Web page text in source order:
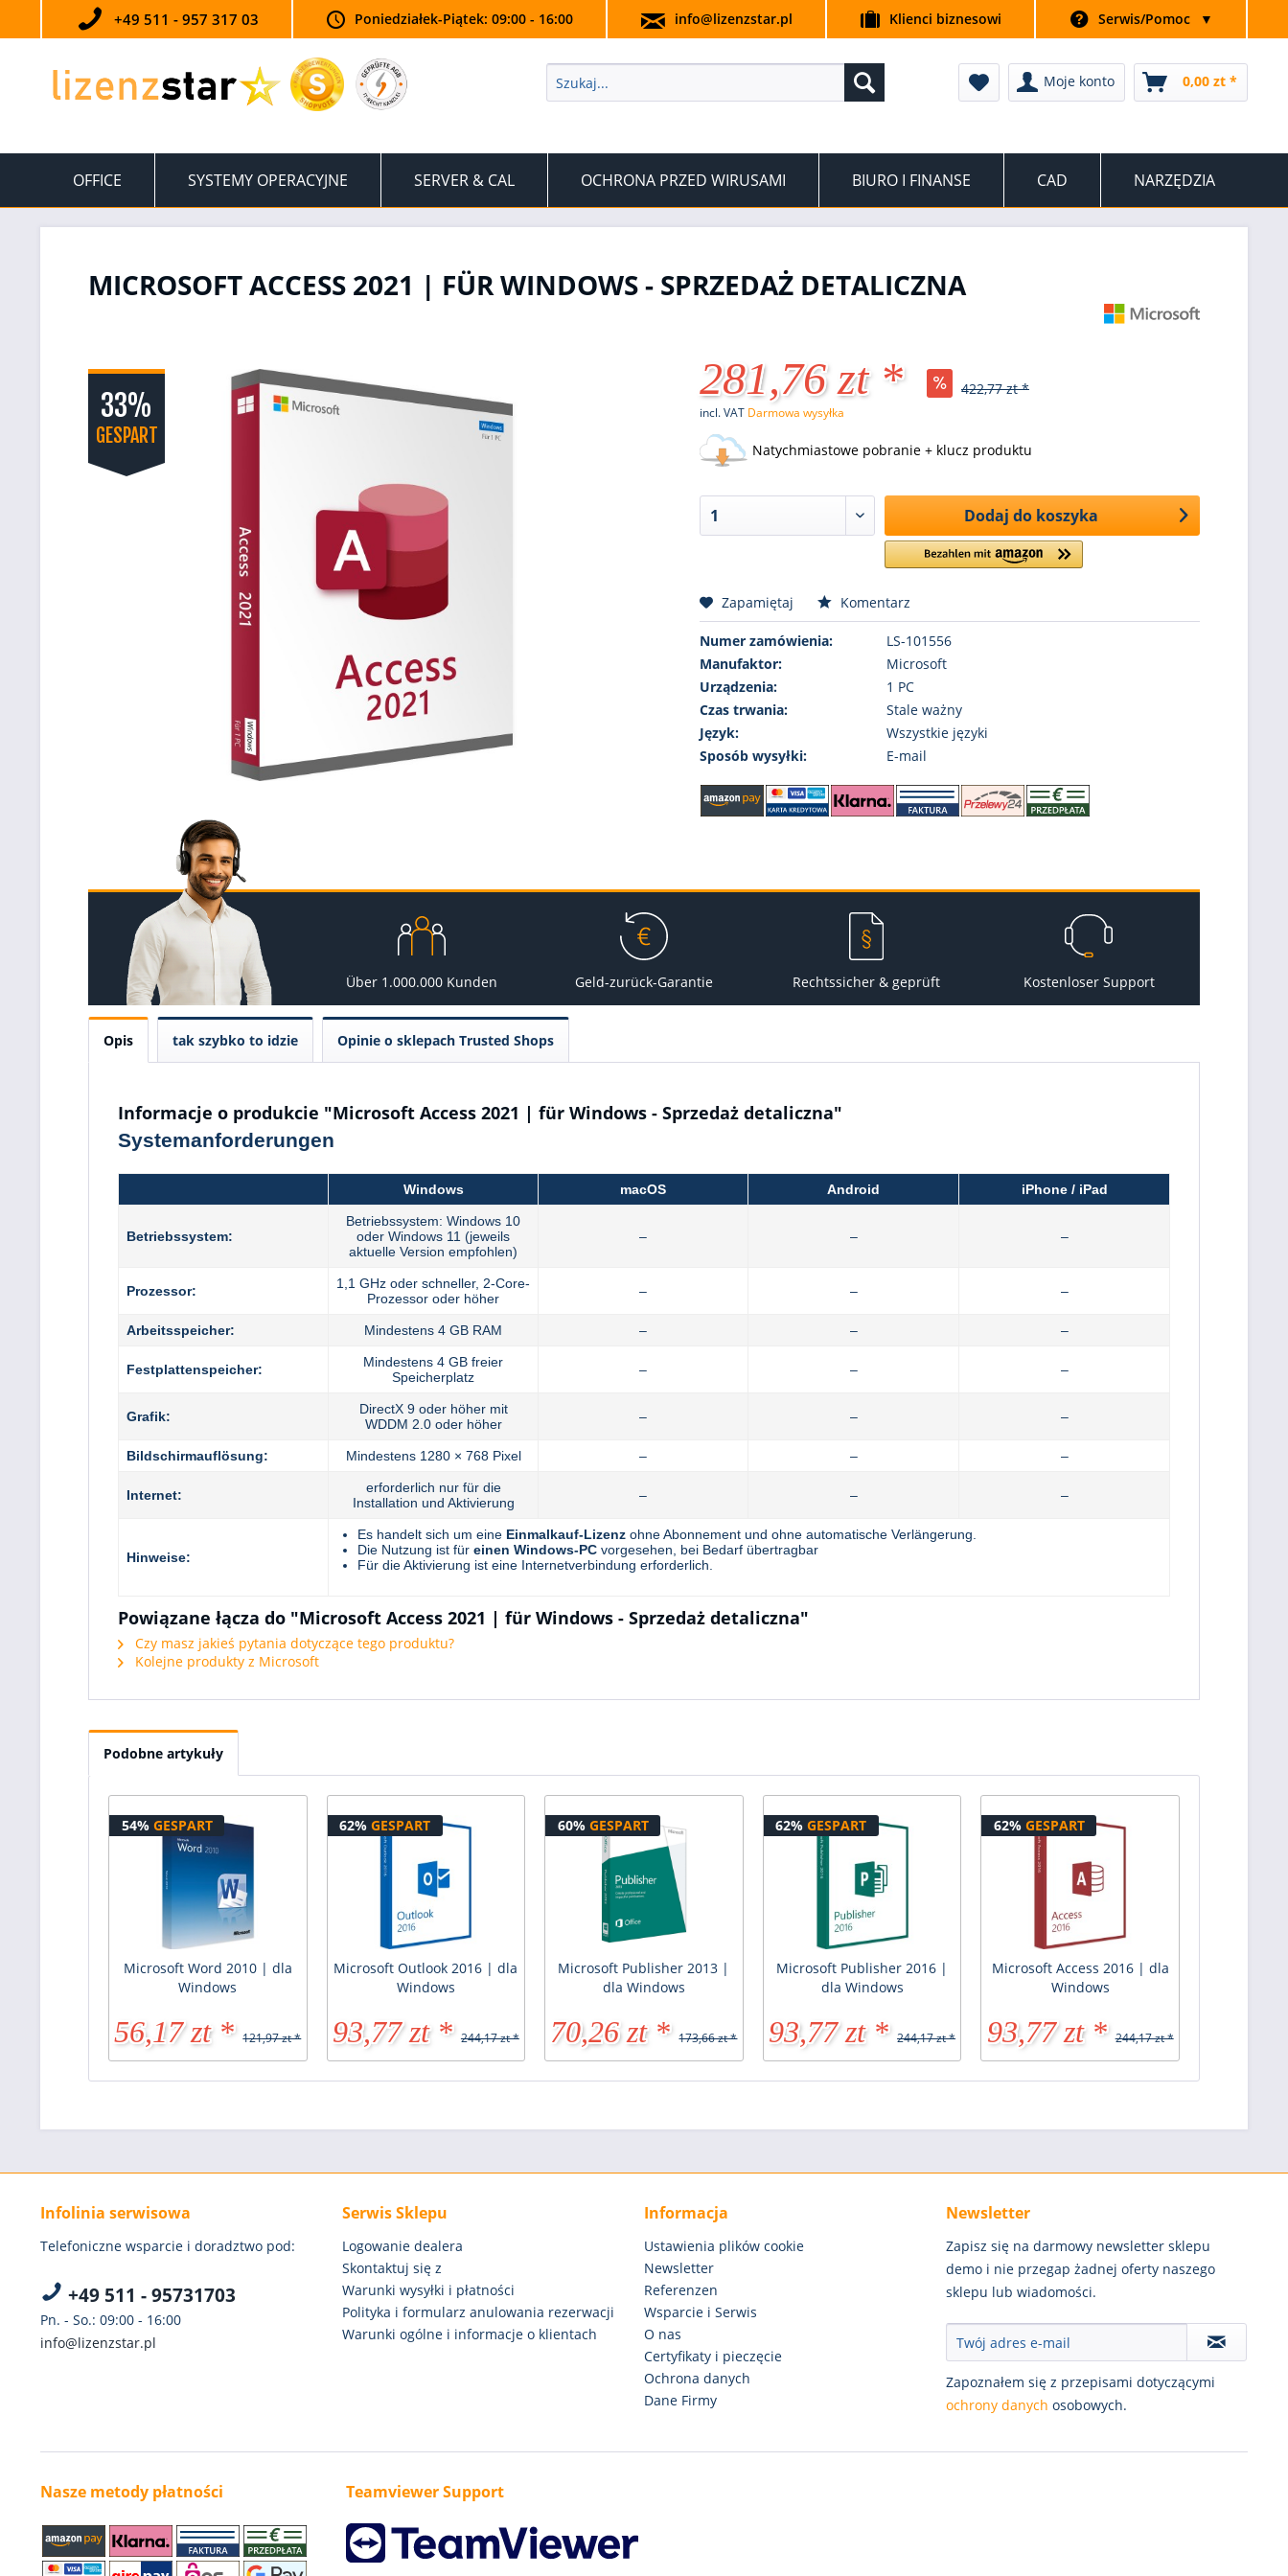
+49 511 - 957 317 03 Poniedziałek-Piątek: 09:00 - 16:00 info@lizenzstar.pl Klienci biznesowi Serwis/Pomoc ▼
Moje konto 0,00 zt *
OFFICE SYSTEMY OPERACYJNE SERVER & CAL OCHRONA PRZED WIRUSAMI BIURO I FINANSE CAD NARZĘDZIA
MICROSOFT ACCESS 2021 | FÜR WINDOWS - SPRZEDAŻ DETALICZNA
33%
GESPART
281,76 zt * 422,77 zt *
incl. VAT Darmowa wysyłka
Natychmiastowe pobranie + klucz produktu
Dodaj do koszyka
Zapamiętaj Komentarz
Numer zamówienia:
LS-101556
Manufaktor:
Microsoft
Urządzenia:
1 PC
Czas trwania:
Stale ważny
Język:
Wszystkie języki
Sposób wysyłki:
E-mail
Über 1.000.000 Kunden Geld-zurück-Garantie Rechtssicher & geprüft Kostenloser Support
Opis tak szybko to idzie Opinie o sklepach Trusted Shops
Informacje o produkcie "Microsoft Access 2021 | für Windows - Sprzedaż detaliczna"
Systemanforderungen
Windows macOS Android iPhone / iPad
Betriebssystem:
Betriebssystem: Windows 10
oder Windows 11 (jeweils
aktuelle Version empfohlen)
– – –
Prozessor:
1,1 GHz oder schneller, 2-Core-
Prozessor oder höher
– – –
Arbeitsspeicher: Mindestens 4 GB RAM – – –
Festplattenspeicher:
Mindestens 4 GB freier
Speicherplatz
– – –
Grafik:
DirectX 9 oder höher mit
WDDM 2.0 oder höher
– – –
Bildschirmauflösung: Mindestens 1280 × 768 Pixel – – –
Internet:
erforderlich nur für die
Installation und Aktivierung
– – –
Hinweise:
Es handelt sich um eine Einmalkauf-Lizenz ohne Abonnement und ohne automatische Verlängerung.
Die Nutzung ist für einen Windows-PC vorgesehen, bei Bedarf übertragbar
Für die Aktivierung ist eine Internetverbindung erforderlich.
Powiązane łącza do "Microsoft Access 2021 | für Windows - Sprzedaż detaliczna"
Czy masz jakieś pytania dotyczące tego produktu?
Kolejne produkty z Microsoft
Podobne artykuły
54% GESPART
Microsoft Word 2010 | dla
Windows
56,17 zt * 121,97 zt *
62%GESPART
Microsoft Outlook 2016 | dla
Windows
93,77 zt * 244,17 zt *
60% GESPART
Microsoft Publisher 2013 |
dla Windows
70,26 zt * 173,66 zt *
62%GESPART
Microsoft Publisher 2016 |
dla Windows
93,77 zt * 244,17 zt *
62% GESPART
Microsoft Access 2016 | dla
Windows
93,77 zt * 244,17 zt *
Infolinia serwisowa
Telefoniczne wsparcie i doradztwo pod:
+49 511 - 95731703
Pn. - So.: 09:00 - 16:00
info@lizenzstar.pl
Serwis Sklepu
Logowanie dealera
Skontaktuj się z
Warunki wysyłki i płatności
Polityka i formularz anulowania rezerwacji
Warunki ogólne i informacje o klientach
Informacja
Ustawienia plików cookie
Newsletter
Referenzen
Wsparcie i Serwis
O nas
Certyfikaty i pieczęcie
Ochrona danych
Dane Firmy
Newsletter
Zapisz się na darmowy newsletter sklepu
demo i nie przegap żadnej oferty naszego
sklepu lub wiadomości.
Zapoznałem się z przepisami dotyczącymi
ochrony danych osobowych.
Nasze metody płatności Teamviewer Support